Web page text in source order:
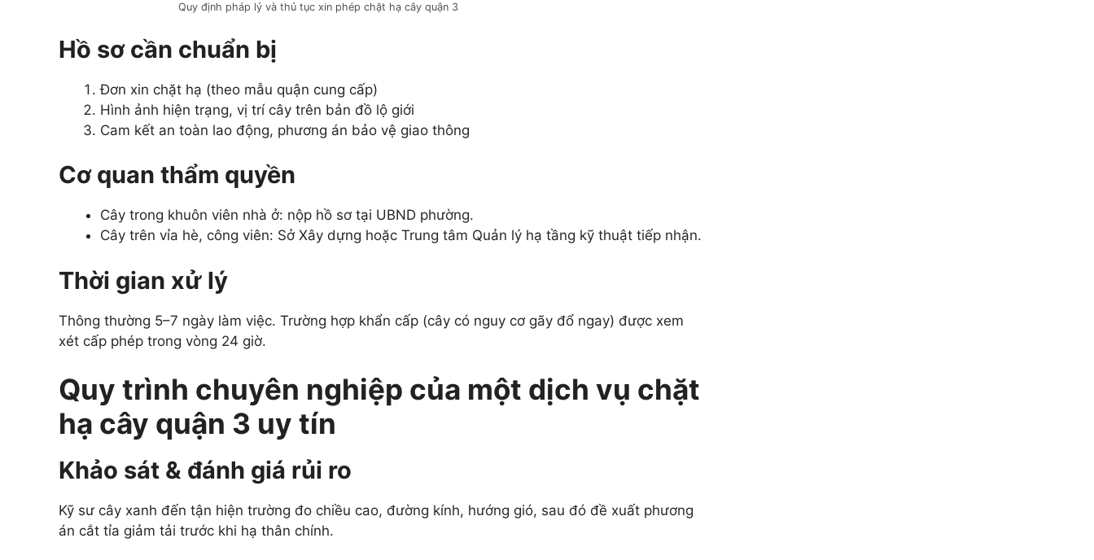
Quy định pháp lý và thủ tục xin phép chặt hạ cây quận 3
Hồ sơ cần chuẩn bị
Đơn xin chặt hạ (theo mẫu quận cung cấp)
Hình ảnh hiện trạng, vị trí cây trên bản đồ lộ giới
Cam kết an toàn lao động, phương án bảo vệ giao thông
Cơ quan thẩm quyền
Cây trong khuôn viên nhà ở: nộp hồ sơ tại UBND phường.
Cây trên vỉa hè, công viên: Sở Xây dựng hoặc Trung tâm Quản lý hạ tầng kỹ thuật tiếp nhận.
Thời gian xử lý
Thông thường 5–7 ngày làm việc. Trường hợp khẩn cấp (cây có nguy cơ gãy đổ ngay) được xem
xét cấp phép trong vòng 24 giờ.
Quy trình chuyên nghiệp của một dịch vụ chặt
hạ cây quận 3 uy tín
Khảo sát & đánh giá rủi ro
Kỹ sư cây xanh đến tận hiện trường đo chiều cao, đường kính, hướng gió, sau đó đề xuất phương
án cắt tỉa giảm tải trước khi hạ thân chính.